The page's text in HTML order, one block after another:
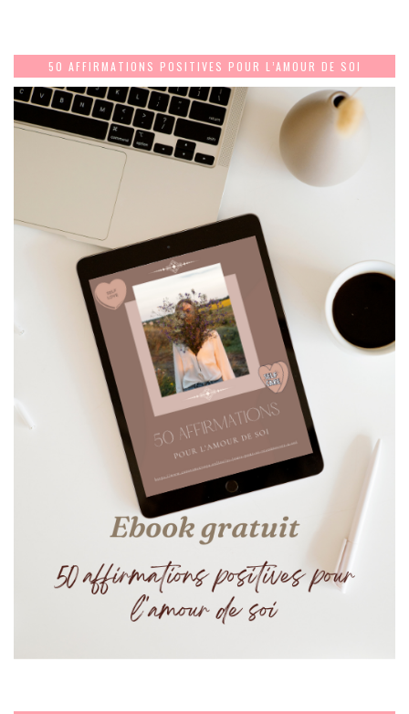
50 AFFIRMATIONS POSITIVES POUR L’AMOUR DE SOI